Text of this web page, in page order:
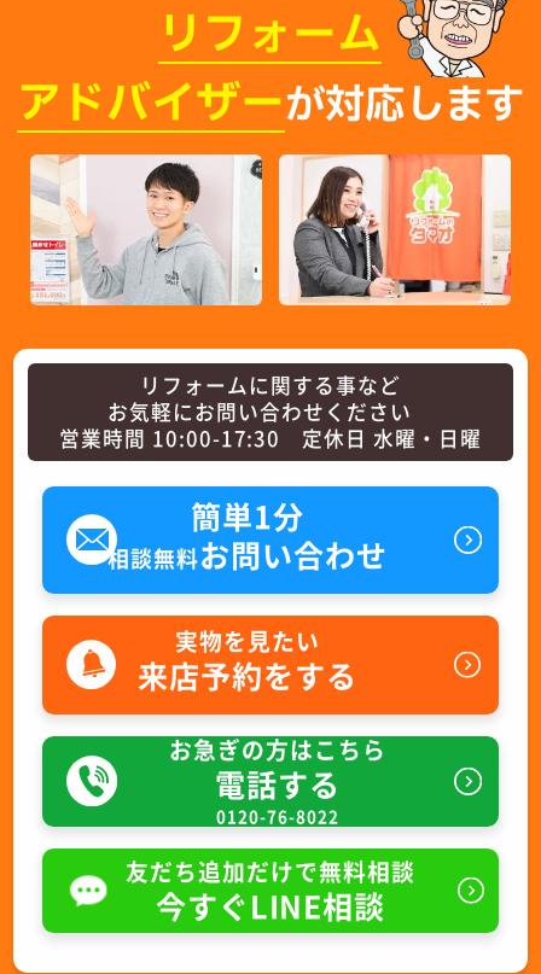
リフォーム
アドバイザーが対応します
リフォームに関する事など
お気軽にお問い合わせください
営業時間 10:00-17:30 定休日 水曜・日曜
簡単1分
相談無料お問い合わせ
実物を見たい
来店予約をする
お急ぎの方はこちら
電話する
0120-76-8022
友だち追加だけで無料相談
今すぐLINE相談